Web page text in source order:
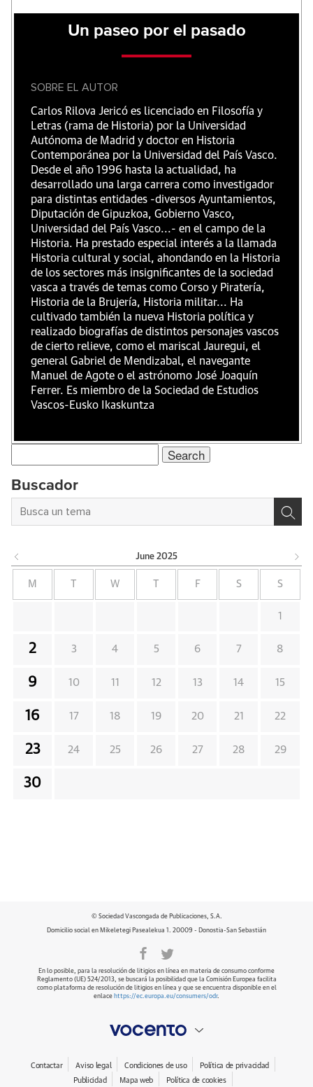
Un paseo por el pasado
SOBRE EL AUTOR
Carlos Rilova Jericó es licenciado en Filosofía y
Letras (rama de Historia) por la Universidad
Autónoma de Madrid y doctor en Historia
Contemporánea por la Universidad del País Vasco.
Desde el año 1996 hasta la actualidad, ha
desarrollado una larga carrera como investigador
para distintas entidades -diversos Ayuntamientos,
Diputación de Gipuzkoa, Gobierno Vasco,
Universidad del País Vasco...- en el campo de la
Historia. Ha prestado especial interés a la llamada
Historia cultural y social, ahondando en la Historia
de los sectores más insignificantes de la sociedad
vasca a través de temas como Corso y Piratería,
Historia de la Brujería, Historia militar... Ha
cultivado también la nueva Historia política y
realizado biografías de distintos personajes vascos
de cierto relieve, como el mariscal Jauregui, el
general Gabriel de Mendizabal, el navegante
Manuel de Agote o el astrónomo José Joaquín
Ferrer. Es miembro de la Sociedad de Estudios
Vascos-Eusko Ikaskuntza
Search
for:
Buscador
June 2025
M W F S S
1
2 3 4 5 6 7 8
9 10 11 12 13 14 15
16 17 18 19 20 21 22
23 24 25 26 27 28 29
30
© Sociedad Vascongada de Publicaciones, S.A.
Domicilio social en Mikeletegi Pasealekua 1. 20009 - Donostia-San Sebastián
En lo posible, para la resolución de litigios en línea en materia de consumo conforme
Reglamento (UE) 524/2013, se buscará la posibilidad que la Comisión Europea facilita
como plataforma de resolución de litigios en línea y que se encuentra disponible en el
enlace https://ec.europa.eu/consumers/odr.
Contactar Aviso legal Condiciones de uso
Política de privacidad
Publicidad
Mapa web Política de cookies